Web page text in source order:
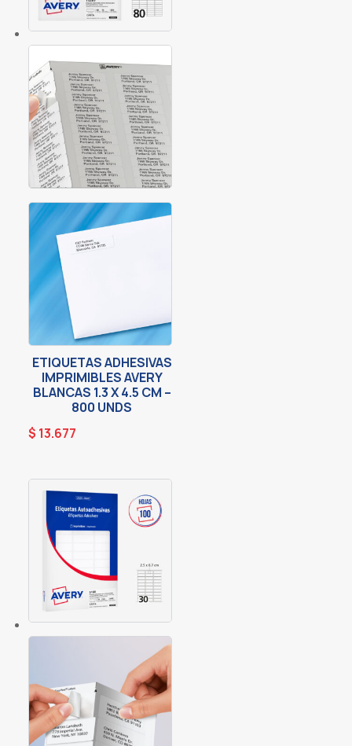
ETIQUETAS ADHESIVAS
IMPRIMIBLES AVERY
BLANCAS 1.3 X 4.5 CM –
800 UNDS
$ 13.677